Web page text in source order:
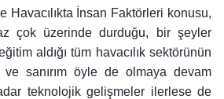
Havacılıkta İnsan Faktörleri konusu,
çok üzerinde durduğu, bir şeyler
aldığı tüm havacılık sektörünün
ve sanırım öyle de olmaya devam
teknolojik gelişmeler ilerlese de